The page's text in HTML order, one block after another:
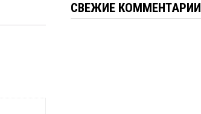
СВЕЖИЕ КОММЕНТАРИИ